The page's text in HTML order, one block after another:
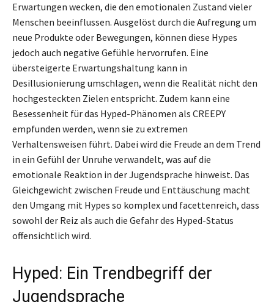
Erwartungen wecken, die den emotionalen Zustand vieler
Menschen beeinflussen. Ausgelöst durch die Aufregung um
neue Produkte oder Bewegungen, können diese Hypes
jedoch auch negative Gefühle hervorrufen. Eine
übersteigerte Erwartungshaltung kann in
Desillusionierung umschlagen, wenn die Realität nicht den
hochgesteckten Zielen entspricht. Zudem kann eine
Besessenheit für das Hyped-Phänomen als CREEPY
empfunden werden, wenn sie zu extremen
Verhaltensweisen führt. Dabei wird die Freude an dem Trend
in ein Gefühl der Unruhe verwandelt, was auf die
emotionale Reaktion in der Jugendsprache hinweist. Das
Gleichgewicht zwischen Freude und Enttäuschung macht
den Umgang mit Hypes so komplex und facettenreich, dass
sowohl der Reiz als auch die Gefahr des Hyped-Status
offensichtlich wird.
Hyped: Ein Trendbegriff der
Jugendsprache